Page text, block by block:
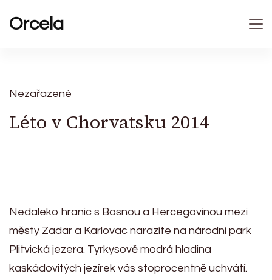
Orcela
Nezařazené
Léto v Chorvatsku 2014
Nedaleko hranic s Bosnou a Hercegovinou mezi
městy Zadar a Karlovac narazíte na národní park
Plitvická jezera. Tyrkysově modrá hladina
kaskádovitých jezírek vás stoprocentně uchvátí.